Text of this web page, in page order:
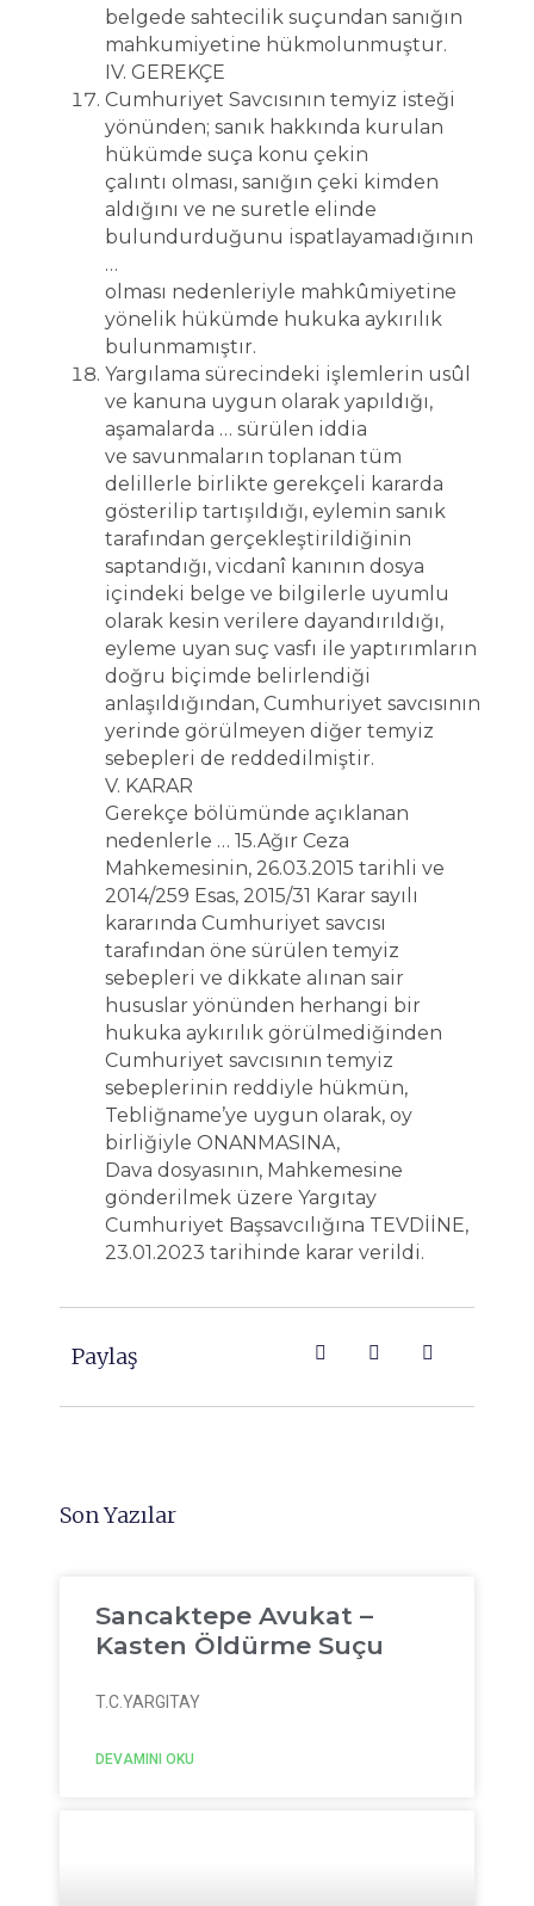
belgede sahtecilik suçundan sanığın
mahkumiyetine hükmolunmuştur.
IV. GEREKÇE
Cumhuriyet Savcısının temyiz isteği
yönünden; sanık hakkında kurulan
hükümde suça konu çekin
çalıntı olması, sanığın çeki kimden
aldığını ve ne suretle elinde
bulundurduğunu ispatlayamadığının
…
olması nedenleriyle mahkûmiyetine
yönelik hükümde hukuka aykırılık
bulunmamıştır.
Yargılama sürecindeki işlemlerin usûl
ve kanuna uygun olarak yapıldığı,
aşamalarda … sürülen iddia
ve savunmaların toplanan tüm
delillerle birlikte gerekçeli kararda
gösterilip tartışıldığı, eylemin sanık
tarafından gerçekleştirildiğinin
saptandığı, vicdanî kanının dosya
içindeki belge ve bilgilerle uyumlu
olarak kesin verilere dayandırıldığı,
eyleme uyan suç vasfı ile yaptırımların
doğru biçimde belirlendiği
anlaşıldığından, Cumhuriyet savcısının
yerinde görülmeyen diğer temyiz
sebepleri de reddedilmiştir.
V. KARAR
Gerekçe bölümünde açıklanan
nedenlerle … 15.Ağır Ceza
Mahkemesinin, 26.03.2015 tarihli ve
2014/259 Esas, 2015/31 Karar sayılı
kararında Cumhuriyet savcısı
tarafından öne sürülen temyiz
sebepleri ve dikkate alınan sair
hususlar yönünden herhangi bir
hukuka aykırılık görülmediğinden
Cumhuriyet savcısının temyiz
sebeplerinin reddiyle hükmün,
Tebliğname’ye uygun olarak, oy
birliğiyle ONANMASINA,
Dava dosyasının, Mahkemesine
gönderilmek üzere Yargıtay
Cumhuriyet Başsavcılığına TEVDİİNE,
23.01.2023 tarihinde karar verildi.
Paylaş
Son Yazılar
Sancaktepe Avukat –
Kasten Öldürme Suçu
T.C.YARGITAY
DEVAMINI OKU